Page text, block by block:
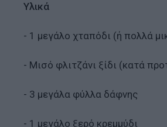
Υλικά
- 1 μεγάλο χταπόδι (ή πολλά
- Μισό φλιτζάνι ξίδι (κατά
- 3 μεγάλα φύλλα δάφνης
- 1 μεγάλο ξερό κρεμμύδι